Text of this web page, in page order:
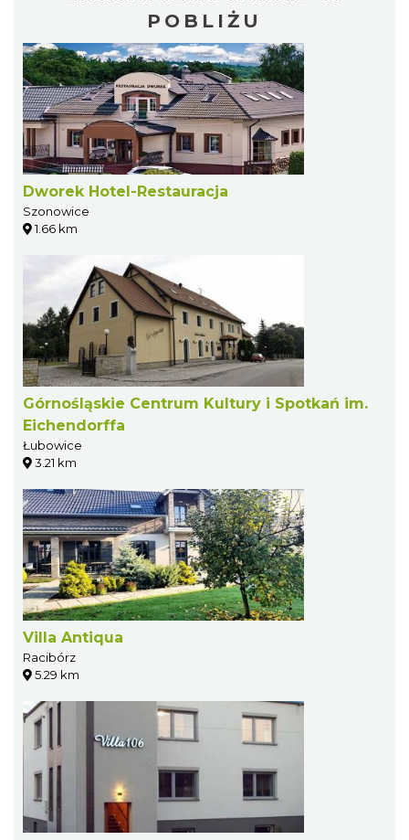
POBLIŻU
Dworek Hotel-Restauracja
Szonowice
1.66 km
Górnośląskie Centrum Kultury i Spotkań im.
Eichendorffa
Łubowice
3.21 km
Villa Antiqua
Racibórz
5.29 km